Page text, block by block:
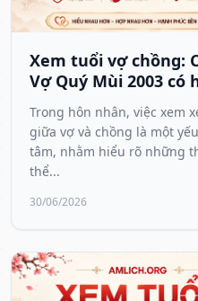
Xem tuổi vợ chồng:
Vợ Quý Mùi 2003 có
Trong hôn nhân, việc xem
giữa vợ và chồng là một
tâm, nhằm hiểu rõ những
thể...
30/06/2026